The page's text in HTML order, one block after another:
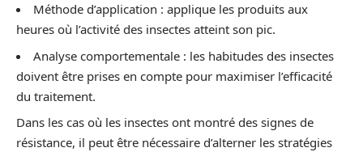
Méthode d’application : applique les produits aux
heures où l’activité des insectes atteint son pic.
Analyse comportementale : les habitudes des insectes
doivent être prises en compte pour maximiser l’efficacité
du traitement.
Dans les cas où les insectes ont montré des signes de
résistance, il peut être nécessaire d’alterner les stratégies